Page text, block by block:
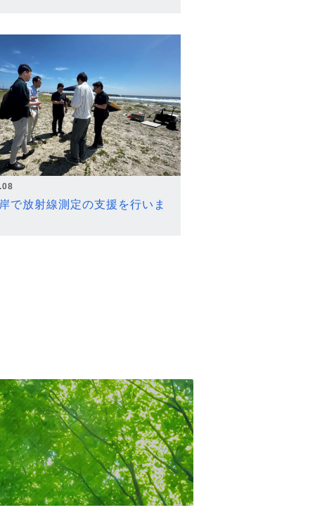
で放射線測定の支援を行いま